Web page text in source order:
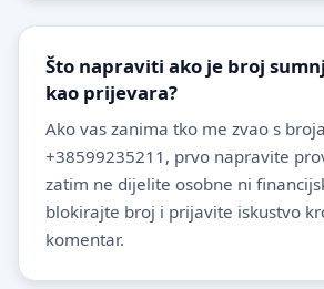
Što napraviti ako je broj
kao prijevara?
Ako vas zanima tko me zvao s broja
+38599235211, prvo napravite
zatim ne dijelite osobne ni
blokirajte broj i prijavite iskustvo
komentar.